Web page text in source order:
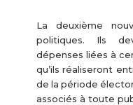
La deuxième
politiques. Ils
dépenses liées à
qu’ils réaliseront
de la période
associés à toute